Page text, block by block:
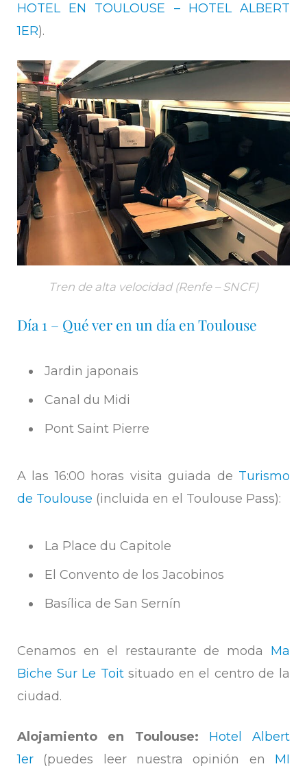
HOTEL EN TOULOUSE – HOTEL ALBERT
1ER).
Tren de alta velocidad (Renfe – SNCF)
Día 1 – Qué ver en un día en Toulouse
Jardin japonais
Canal du Midi
Pont Saint Pierre
A las 16:00 horas visita guiada de Turismo
de Toulouse (incluida en el Toulouse Pass):
La Place du Capitole
El Convento de los Jacobinos
Basílica de San Sernín
Cenamos en el restaurante de moda Ma
Biche Sur Le Toitsituado en el centro de la
ciudad.
Alojamiento en Toulouse:
Hotel Albert
1er (puedes leer nuestra opinión en MI